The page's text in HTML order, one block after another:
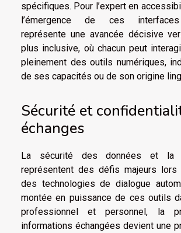
spécifiques. Pour l’expert en
l’émergence de ces
représente une avancée décisive
plus inclusive, où chacun peut
pleinement des outils numériques,
de ses capacités ou de son origine
Sécurité et
échanges
La sécurité des données et la
représentent des défis majeurs lors
des technologies de dialogue
montée en puissance de ces outils
professionnel et personnel, la
informations échangées devient une